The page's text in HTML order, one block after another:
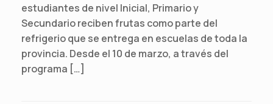
estudiantes de nivel Inicial, Primario y
Secundario reciben frutas como parte del
refrigerio que se entrega en escuelas de toda la
provincia. Desde el 10 de marzo, a través del
programa […]